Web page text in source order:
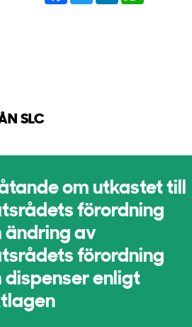
SLC
om utkastet till
förordning
ändring av
förordning
dispenser enligt